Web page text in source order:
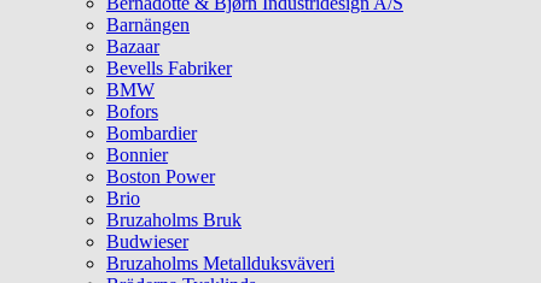
Barnängen
Bazaar
Bevells Fabriker
BMW
Bofors
Bombardier
Bonnier
Boston Power
Brio
Bruzaholms Bruk
Budwieser
Bruzaholms Metallduksväveri